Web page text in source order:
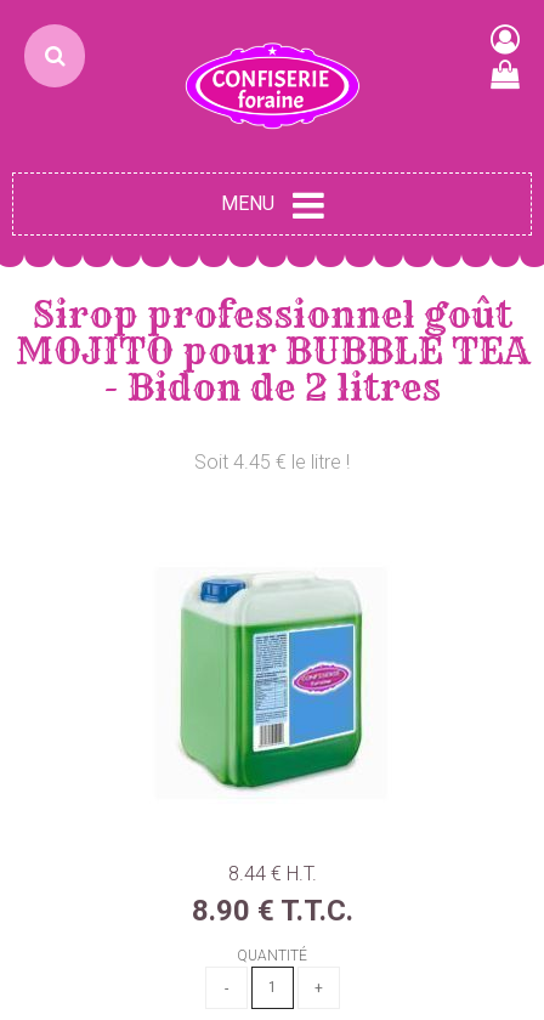
MENU
Sirop professionnel goût
MOJITO pour BUBBLE TEA
- Bidon de 2 litres
Soit 4.45 € le litre !
8.44€ H.T.
8.90 € T.T.C.
QUANTITÉ